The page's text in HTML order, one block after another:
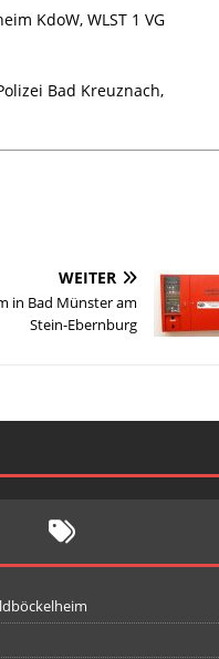
KdoW, WLST 1 VG
Bad Kreuznach,
WEITER
in Bad Münster am
Stein-Ebernburg